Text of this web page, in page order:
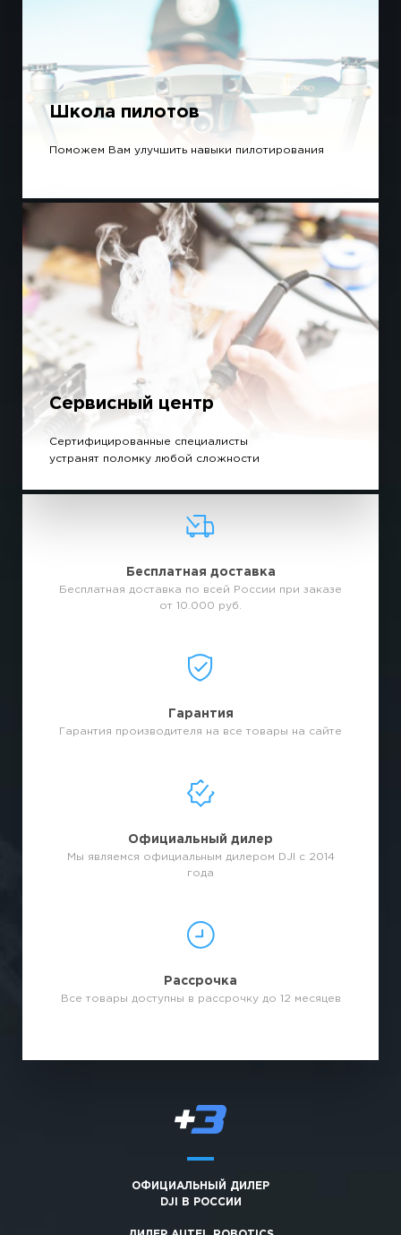
Школа пилотов
Поможем Вам улучшить навыки пилотирования
Сервисный центр
Сертифицированные специалисты
устранят поломку любой сложности
Бесплатная доставка
Бесплатная доставка по всей России при заказе
от 10.000 руб.
Гарантия
Гарантия производителя на все товары на сайте
Официальный дилер
Мы являемся официальным дилером DJI с 2014
года
Рассрочка
Все товары доступны в рассрочку до 12 месяцев
ОФИЦИАЛЬНЫЙ ДИЛЕР
DJI В РОССИИ